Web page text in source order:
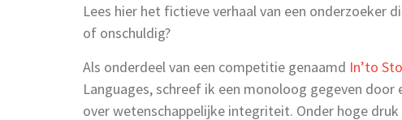
Lees hier het fictieve verhaal van een onderzoeker
of onschuldig?
Als onderdeel van een competitie genaamd In’to
Languages, schreef ik een monoloog gegeven
over wetenschappelijke integriteit. Onder hoge